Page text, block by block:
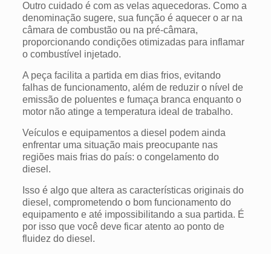
Outro cuidado é com as velas aquecedoras. Como a
denominação sugere, sua função é aquecer o ar na
câmara de combustão ou na pré-câmara,
proporcionando condições otimizadas para inflamar
o combustível injetado.
A peça facilita a partida em dias frios, evitando
falhas de funcionamento, além de reduzir o nível de
emissão de poluentes e fumaça branca enquanto o
motor não atinge a temperatura ideal de trabalho.
Veículos e equipamentos a diesel podem ainda
enfrentar uma situação mais preocupante nas
regiões mais frias do país: o congelamento do
diesel.
Isso é algo que altera as características originais do
diesel, comprometendo o bom funcionamento do
equipamento e até impossibilitando a sua partida. É
por isso que você deve ficar atento ao ponto de
fluidez do diesel.